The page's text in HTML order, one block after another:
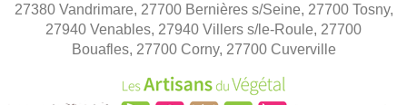
27380 Vandrimare, 27700 Bernières s/Seine, 27700 Tosny,
27940 Venables, 27940 Villers s/le-Roule, 27700
Bouafles, 27700 Corny, 27700 Cuverville